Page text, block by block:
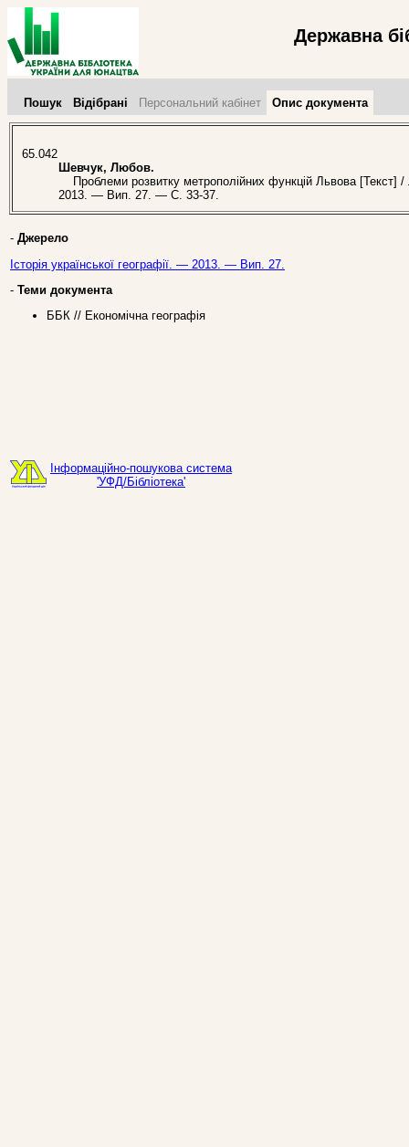
Державна
Пошук Відібрані Персональний кабінет Опис документа
65.042
Шевчук, Любов.
Проблеми розвитку метрополійних функцій Львова [Текст] /
2013. — Вип. 27. — С. 33-37.
- Джерело
Історія української географії. — 2013. — Вип. 27.
- Теми документа
ББК // Економічна географія
Інформаційно-пошукова система
'УФД/Бібліотека'